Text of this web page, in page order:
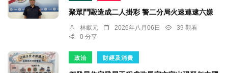
聚眾鬥毆造成二人掛彩 警二分局火速連逮六嫌
林獻元 2026年八月06日
39 觀看
0 分享
政治 財經及消費